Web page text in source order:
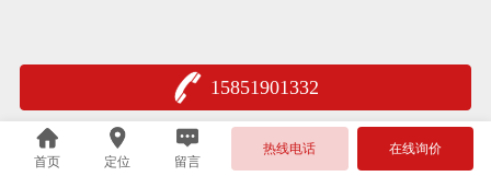
15851901332
首页 定位 留言
热线电话 在线询价